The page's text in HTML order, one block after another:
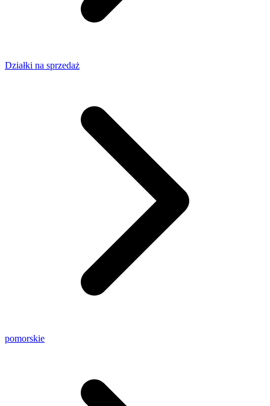
Działki na sprzedaż
pomorskie